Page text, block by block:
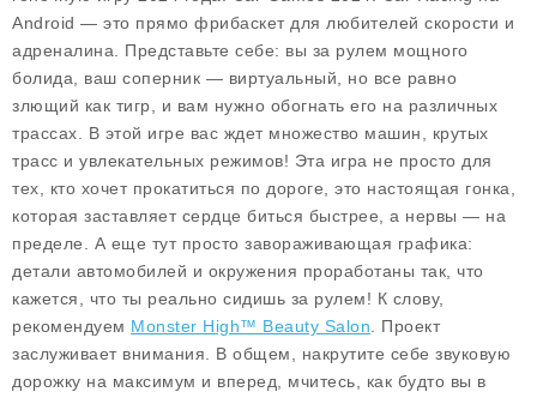
Android — это прямо фрибаскет для любителей скорости и
адреналина. Представьте себе: вы за рулем мощного
болида, ваш соперник — виртуальный, но все равно
злющий как тигр, и вам нужно обогнать его на различных
трассах. В этой игре вас ждет множество машин, крутых
трасс и увлекательных режимов! Эта игра не просто для
тех, кто хочет прокатиться по дороге, это настоящая гонка,
которая заставляет сердце биться быстрее, а нервы — на
пределе. А еще тут просто завораживающая графика:
детали автомобилей и окружения проработаны так, что
кажется, что ты реально сидишь за рулем! К слову,
рекомендуем Monster High™ Beauty Salon . Проект
заслуживает внимания. В общем, накрутите себе звуковую
дорожку на максимум и вперед, мчитесь, как будто вы в